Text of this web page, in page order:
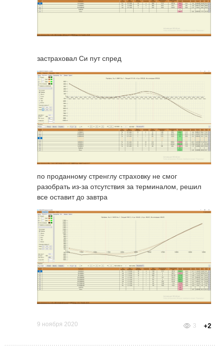
застраховал Си пут спред
по проданному стренглу страховку не смог
разобрать из-за отсутствия за терминалом, решил
все оставит до завтра
9 ноября 2020 3 +2